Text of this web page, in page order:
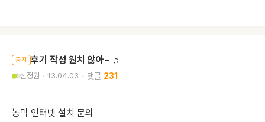
공지 후기 작성 원치 않아~ ♬
신정권 13.04.03 231
농막 인터넷 설치 문의